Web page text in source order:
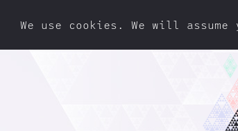
We use cookies. We will